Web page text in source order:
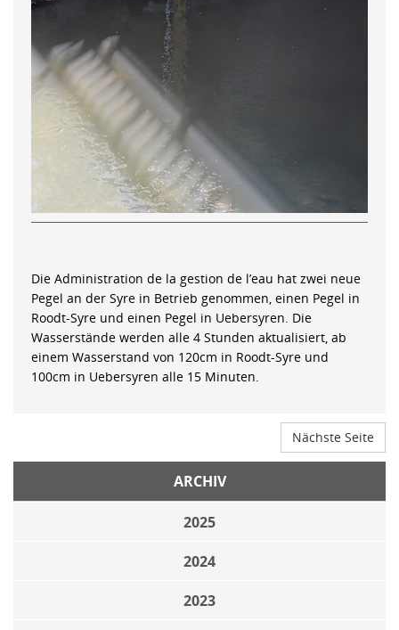
Die Administration de la gestion de l’eau hat zwei neue
Pegel an der Syre in Betrieb genommen, einen Pegel in
Roodt-Syre und einen Pegel in Uebersyren. Die
Wasserstände werden alle 4 Stunden aktualisiert, ab
einem Wasserstand von 120cm in Roodt-Syre und
100cm in Uebersyren alle 15 Minuten.
Nächste Seite
ARCHIV
2025
2024
2023